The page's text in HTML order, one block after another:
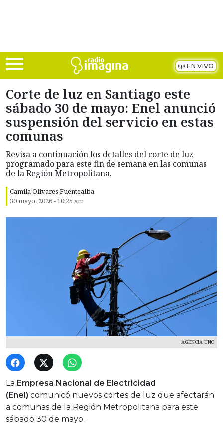
EN VIVO
Corte de luz en Santiago este
sábado 30 de mayo: Enel anunció
suspensión del servicio en estas
comunas
Revisa a continuación los detalles del corte de luz
programado para este fin de semana en las comunas
de la Región Metropolitana.
Camila Olivares Fuentealba
30 mayo, 2026 - 10:25 am
AGENCIA UNO
La Empresa Nacional de Electricidad
(Enel) comunicó nuevos cortes de luz que afectarán
a comunas de la Región Metropolitana para este
sábado 30 de mayo.